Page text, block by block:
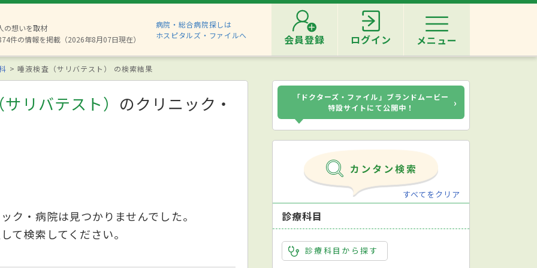
の想いを取材
件の情報を掲載（2026年8月07日現在）
病院・総合病院探しは
ホスピタルズ・ファイルへ
会員登録 ログイン メニュー
唾液検査（サリバテスト） の検索結果
リバテスト） のクリニック・
ク・病院は見つかりませんでした。
て検索してください。
「ドクターズ・ファイル」ブランドムービー
特設サイトにて公開中！
›
すべてをクリア
診療科目
診療科目から探す